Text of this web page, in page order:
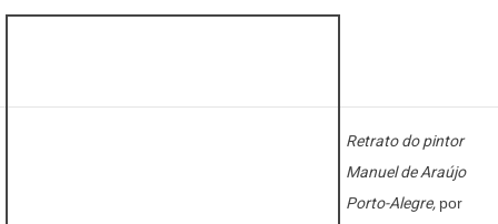
Retrato do pintor
Manuel de Araújo
Porto-Alegre, por